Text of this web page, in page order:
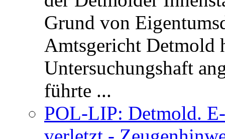
Grund von
Amtsgericht Detmold
Untersuchungshaft
führte ...
POL-LIP: Detmold.